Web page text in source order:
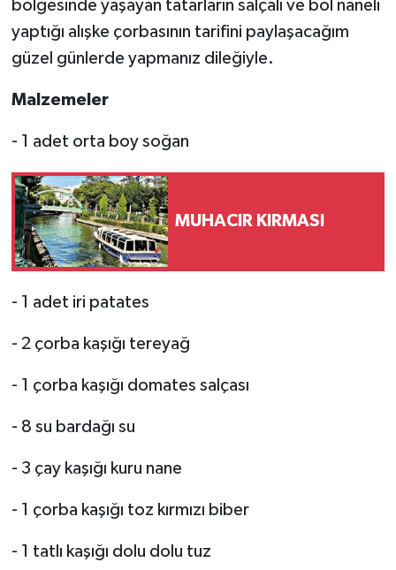
bölgesinde yaşayan tatarların salçalı ve bol naneli
yaptığı alışke çorbasının tarifini paylaşacağım
güzel günlerde yapmanız dileğiyle.
Malzemeler
- 1 adet orta boy soğan
MUHACIR KIRMASI
- 1 adet iri patates
- 2 çorba kaşığı tereyağ
- 1 çorba kaşığı domates salçası
- 8 su bardağı su
- 3 çay kaşığı kuru nane
- 1 çorba kaşığı toz kırmızı biber
- 1 tatlı kaşığı dolu dolu tuz